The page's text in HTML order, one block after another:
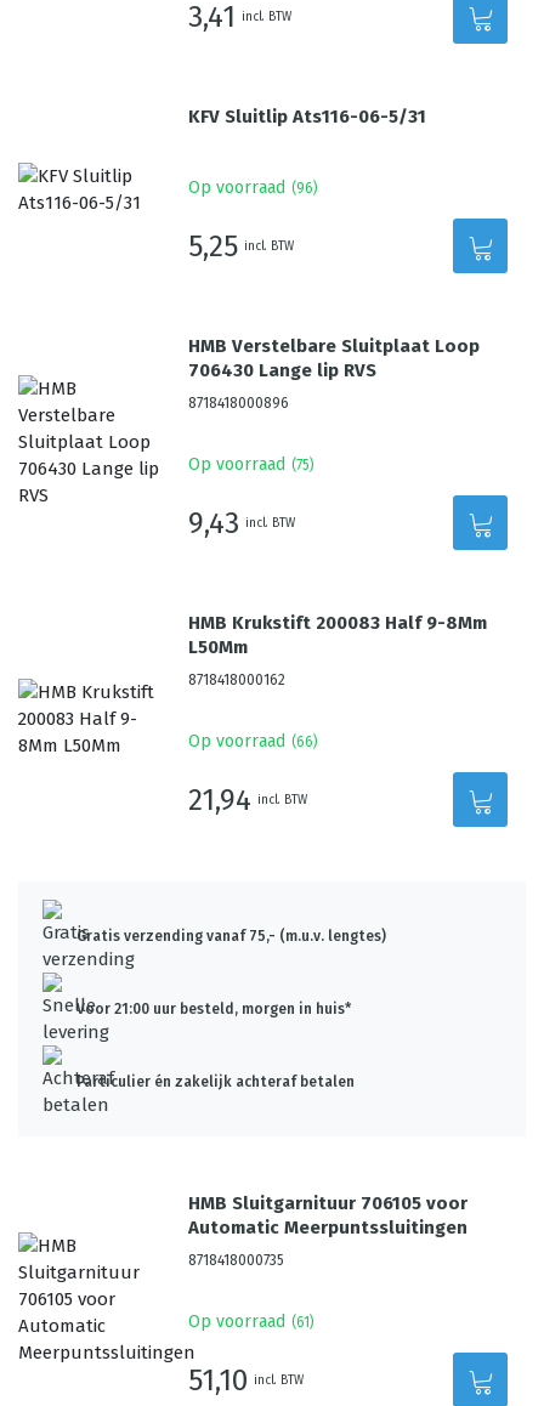
3,41 incl. BTW
KFV Sluitlip Ats116-06-5/31
Op voorraad (96)
5,25 incl. BTW
HMB Verstelbare Sluitplaat Loop
706430 Lange lip RVS
8718418000896
Op voorraad (75)
9,43 incl. BTW
HMB Krukstift 200083 Half 9-8Mm
L50Mm
8718418000162
Op voorraad (66)
21,94 incl. BTW
Gratis verzending vanaf 75,- (m.u.v. lengtes)
Voor 21:00 uur besteld, morgen in huis*
Particulier én zakelijk achteraf betalen
HMB Sluitgarnituur 706105 voor
Automatic Meerpuntssluitingen
8718418000735
Op voorraad (61 )
51,10 incl. BTW